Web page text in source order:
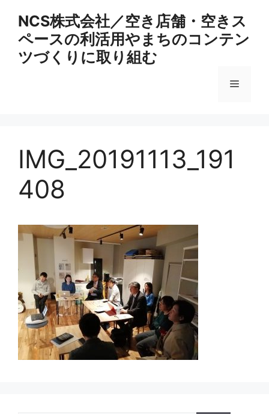
NCS株式会社／空き店舗・空きス
ペースの利活用やまちのコンテン
ツづくりに取り組む
メ
IMG_20191113_191
408